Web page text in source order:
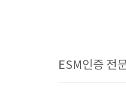
ESM인증 전